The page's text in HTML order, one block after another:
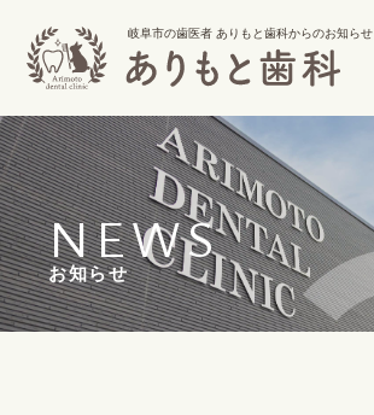
岐阜市の歯医者 ありもと歯科からのお知らせ
NEWS
お知らせ